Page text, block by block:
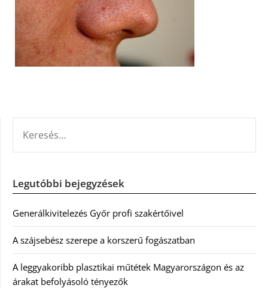
Legutóbbi bejegyzések
Generálkivitelezés Győr profi szakértőivel
A szájsebész szerepe a korszerű fogászatban
A leggyakoribb plasztikai műtétek Magyarországon és az
árakat befolyásoló tényezők